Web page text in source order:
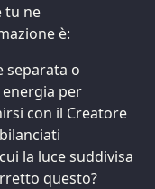
tu ne
è:
separata o
per
con il Creatore
la luce suddivisa
questo?